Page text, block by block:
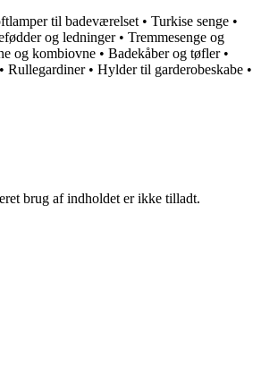
til badeværelset• Turkise senge •
og ledninger• Tremmesenge og
og kombiovne • Badekåber og tøfler•
Rullegardiner• Hylder til garderobeskabe •
brug af indholdet er ikke tilladt.